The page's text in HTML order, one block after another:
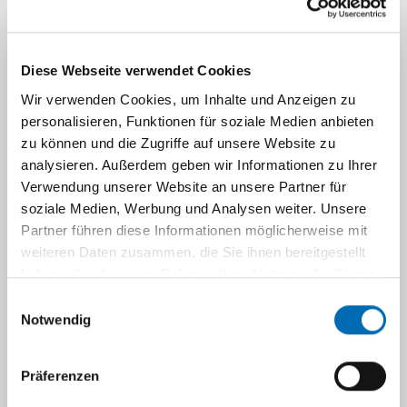
Diese Webseite verwendet Cookies
Wir verwenden Cookies, um Inhalte und Anzeigen zu
personalisieren, Funktionen für soziale Medien anbieten
zu können und die Zugriffe auf unsere Website zu
analysieren. Außerdem geben wir Informationen zu Ihrer
Verwendung unserer Website an unsere Partner für
soziale Medien, Werbung und Analysen weiter. Unsere
Partner führen diese Informationen möglicherweise mit
weiteren Daten zusammen, die Sie ihnen bereitgestellt
haben oder die sie im Rahmen Ihrer Nutzung der Dienste
Notwendig
Präferenzen
Diese sind sich in ihren räumlichen Strukturen
sehr ähnlich und binden beide dieselben
Schwefel-Zentrum. Trotzdem können sie, wie
fast alle Mitglieder der Glutaredoxine,
entweder nur die eine, oder nur die andere der
beiden sehr unterschiedlichen Funktionen
ausführen.
In einem aus Greifswald koordinierten Projekt
wurde unter Mitarbeit der Düsseldorfer
Arbeitsgruppe „Thiology“, gefördert durch die
based Redox Switches in Cellular Physiology“
und 1927 „Iron-Sulfur for life“ wurde nun
bestehende Loop-Struktur nahe des aktiven